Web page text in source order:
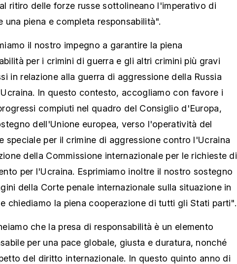
ritiro delle forze russe sottolineano l'imperativo di
una piena e completa responsabilità".
il nostro impegno a garantire la piena
per i crimini di guerra e gli altri crimini più gravi
in relazione alla guerra di aggressione della Russia
In questo contesto, accogliamo con favore i
compiuti nel quadro del Consiglio d'Europa,
dell'Unione europea, verso l'operatività del
speciale per il crimine di aggressione contro l'Ucraina
della Commissione internazionale per le richieste di
per l'Ucraina. Esprimiamo inoltre il nostro sostegno
della Corte penale internazionale sulla situazione in
chiediamo la piena cooperazione di tutti gli Stati parti".
che la presa di responsabilità è un elemento
per una pace globale, giusta e duratura, nonché
del diritto internazionale. In questo quinto anno di